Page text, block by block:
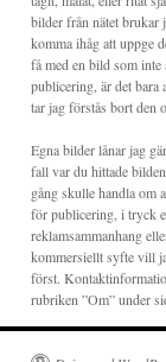
bilder från nätet brukar
komma ihåg att uppge
få med en bild som
publicering, är det bara
tar jag förstås bort den
Egna bilder lånar jag
fall var du hittade
gång skulle handla om
för publicering, i tryck
reklamsammanhang
kommersiellt syfte vill
först.
rubriken ”Om” under